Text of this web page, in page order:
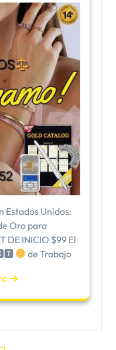
Estados Unidos:
Oro para
DE INICIO $99 El
🅺🆃
de Trabajo